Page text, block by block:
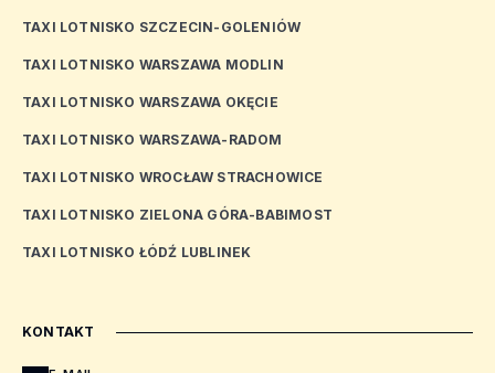
TAXI LOTNISKO SZCZECIN-GOLENIÓW
TAXI LOTNISKO WARSZAWA MODLIN
TAXI LOTNISKO WARSZAWA OKĘCIE
TAXI LOTNISKO WARSZAWA-RADOM
TAXI LOTNISKO WROCŁAW STRACHOWICE
TAXI LOTNISKO ZIELONA GÓRA-BABIMOST
TAXI LOTNISKO ŁÓDŹ LUBLINEK
KONTAKT